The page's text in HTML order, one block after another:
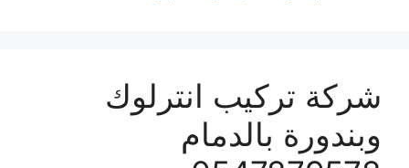
شركة تركيب انترلوك
وبندورة بالدمام